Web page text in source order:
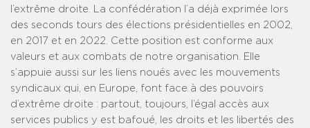
l’extrême droite. La confédération l’a déjà exprimée lors
des seconds tours des élections présidentielles en 2002,
en 2017 et en 2022. Cette position est conforme aux
valeurs et aux combats de notre organisation. Elle
s’appuie aussi sur les liens noués avec les mouvements
syndicaux qui, en Europe, font face à des pouvoirs
d’extrême droite : partout, toujours, l’égal accès aux
services publics y est bafoué, les droits et les libertés des